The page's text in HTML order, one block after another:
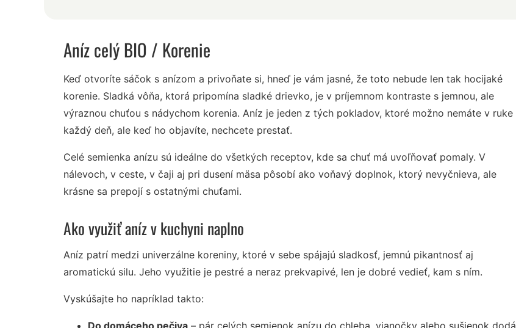
Aníz celý BIO / Korenie
Keď otvoríte sáčok s anízom a privoňate si, hneď je vám jasné, že toto nebude len tak hocijaké
korenie. Sladká vôňa, ktorá pripomína sladké drievko, je v príjemnom kontraste s jemnou, ale
výraznou chuťou s nádychom korenia. Aníz je jeden z tých pokladov, ktoré možno nemáte v ruke
každý deň, ale keď ho objavíte, nechcete prestať.
Celé semienka anízu sú ideálne do všetkých receptov, kde sa chuť má uvoľňovať pomaly. V
nálevoch, v ceste, v čaji aj pri dusení mäsa pôsobí ako voňavý doplnok, ktorý nevyčnieva, ale
krásne sa prepojí s ostatnými chuťami.
Ako využiť aníz v kuchyni naplno
Aníz patrí medzi univerzálne koreniny, ktoré v sebe spájajú sladkosť, jemnú pikantnosť aj
aromatickú silu. Jeho využitie je pestré a neraz prekvapivé, len je dobré vedieť, kam s ním.
Vyskúšajte ho napríklad takto: